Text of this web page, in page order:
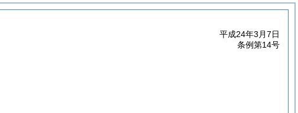
平成24年3月7日
条例第14号